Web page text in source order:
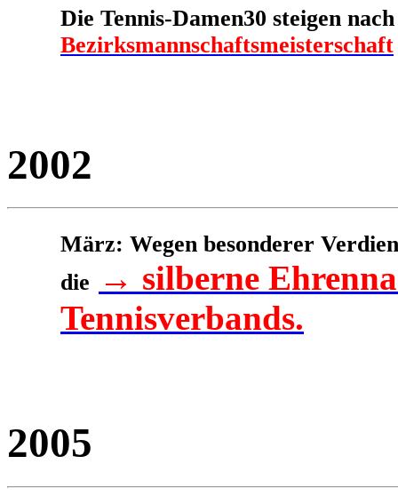
Die Tennis-Damen30 steigen
Bezirksmannschaftsmeisterschaft
2002
März: Wegen besonderer
die
→ silberne
Tennisverbands.
2005